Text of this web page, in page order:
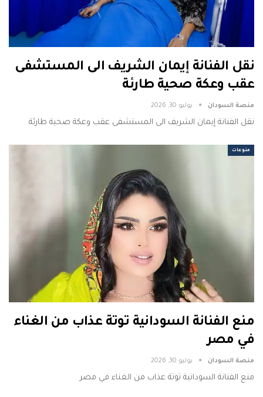
نقل الفنانة إيمان الشريف الى المستشفى
عقب وعكة صحية طارئة
منصة السودان يوليو 30, 2026
نقل الفنانة إيمان الشريف الى المستشفى عقب وعكة صحية طارئة
منوعات
منع الفنانة السودانية توتة عذاب من الغناء
في مصر
منصة السودان يوليو 30, 2026
منع الفنانة السودانية توتة عذاب من الغناء في مصر